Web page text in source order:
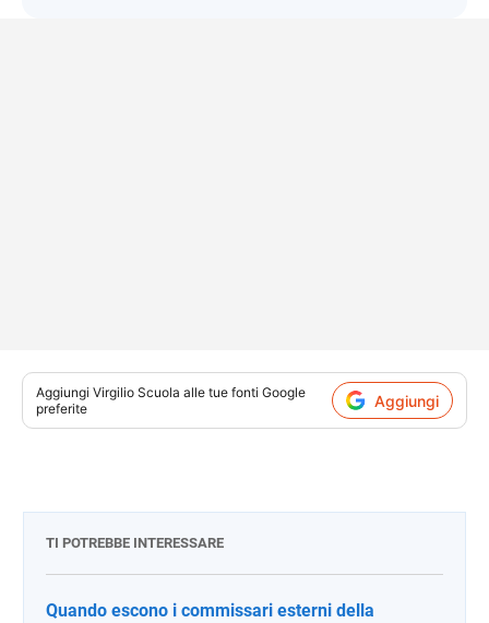
Aggiungi Virgilio Scuola alle tue fonti Google
preferite
Aggiungi
TI POTREBBE INTERESSARE
Quando escono i commissari esterni della